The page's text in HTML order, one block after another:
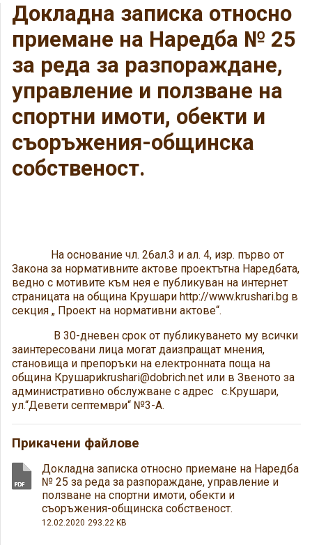
Докладна записка относно
приемане на Наредба № 25
за реда за разпораждане,
управление и ползване на
спортни имоти, обекти и
съоръжения-общинска
собственост.
На основание чл. 26ал.3 и ал. 4, изр. първо от
Закона за нормативните актове проектътна Наредбата,
ведно с мотивите към нея е публикуван на интернет
страницата на община Крушари http://www.krushari.bg в
секция „ Проект на нормативни актове“.
В 30-дневен срок от публикуването му всички
заинтересовани лица могат даизпращат мнения,
становища и препоръки на електронната поща на
община Крушариkrushari@dobrich.net или в Звеното за
административно обслужване с адрес с.Крушари,
ул.“Девети септември“ №3-А.
Прикачени файлове
Докладна записка относно приемане на Наредба
№ 25 за реда за разпораждане, управление и
ползване на спортни имоти, обекти и
съоръжения-общинска собственост.
12.02.2020 293.22 KB